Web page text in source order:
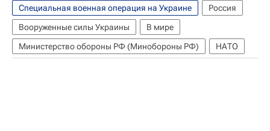
Специальная военная операция на Украине
Россия
Вооруженные силы Украины
В мире
Министерство обороны РФ (Минобороны РФ)
НАТО